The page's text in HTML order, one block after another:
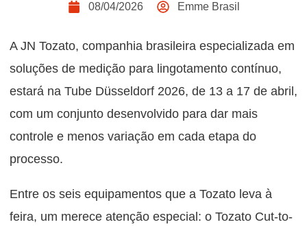
08/04/2026 Emme Brasil
A JN Tozato, companhia brasileira especializada em
soluções de medição para lingotamento contínuo,
estará na Tube Düsseldorf 2026, de 13 a 17 de abril,
com um conjunto desenvolvido para dar mais
controle e menos variação em cada etapa do
processo.
Entre os seis equipamentos que a Tozato leva à
feira, um merece atenção especial: o Tozato Cut-to-